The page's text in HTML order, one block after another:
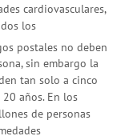
cardiovasculares,
los
postales no deben
sin embargo la
tan solo a cinco
años. En los
de personas